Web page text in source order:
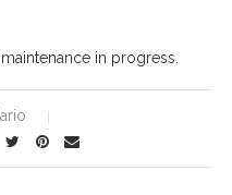
in progress.